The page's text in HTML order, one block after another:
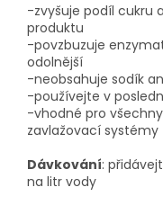
-zvyšuje podíl cukru
produktu
-povzbuzuje
odolnější
-neobsahuje sodík
-používejte v
-vhodné pro
zavlažovací systémy
Dávkování:
na litr vody